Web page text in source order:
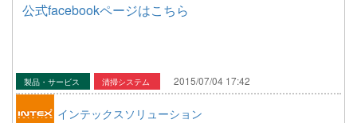
公式facebookページはこちら
製品・サービス 清掃システム 2015/07/04 17:42
インテックスソリューション